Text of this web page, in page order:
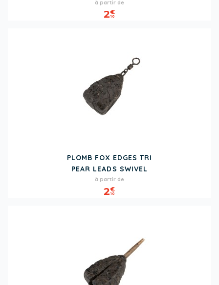
à partir de
2€
10
PLOMB FOX EDGES TRI
PEAR LEADS SWIVEL
Prix
à partir de
2€
10